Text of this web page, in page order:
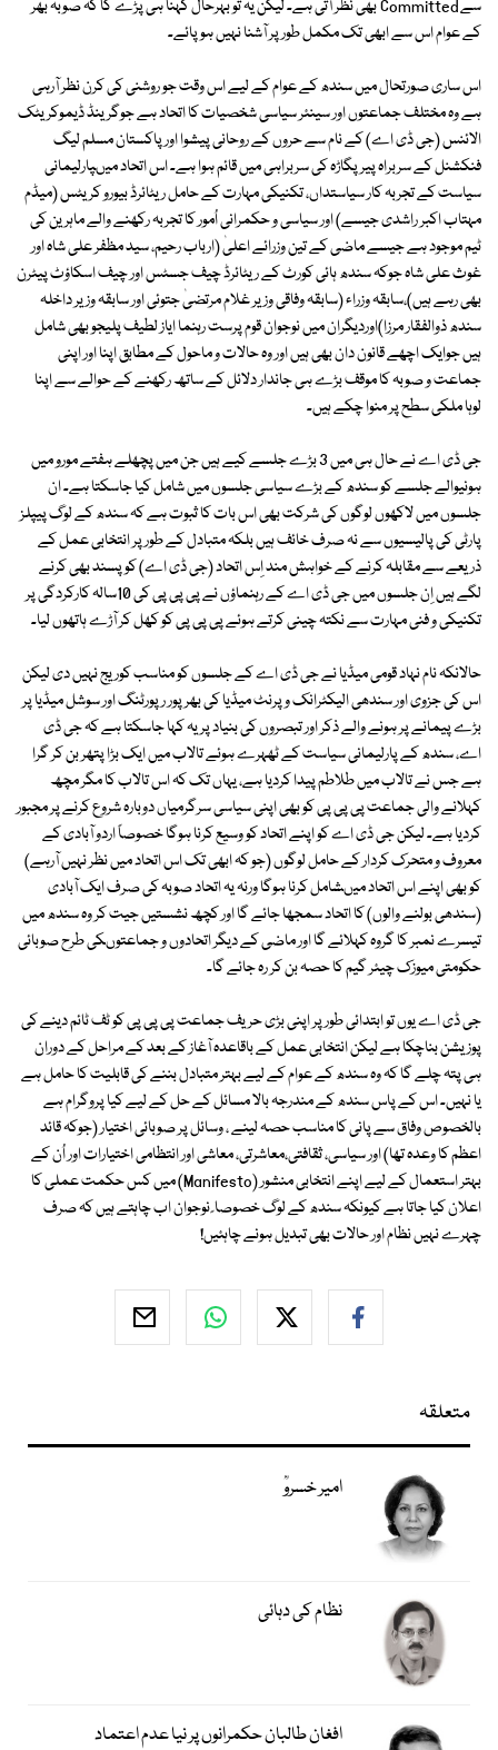
سے Committed بھی نظر آتی ہے۔ لیکن یہ تو بہرحال کہنا ہی پڑے گا کہ صوبہ بھر
کے عوام اس سے ابھی تک مکمل طور پر آشنا نہیں ہو پائے۔
اس ساری صورتحال میں سندھ کے عوام کے لیے اس وقت جو روشنی کی کرن نظر آرہی
ہے وہ مختلف جماعتوں اور سینئر سیاسی شخصیات کا اتحاد ہے جوگرینڈ ڈیموکریٹک
الائنس (جی ڈی اے) کے نام سے حروں کے روحانی پیشوا اور پاکستان مسلم لیگ
فنکشنل کے سربراہ پیر پگاڑہ کی سربراہی میں قائم ہوا ہے۔ اس اتحاد میںپارلیمانی
سیاست کے تجربہ کار سیاستداں، تکنیکی مہارت کے حامل ریٹائرڈ بیورو کریٹس (میڈم
مہتاب اکبر راشدی جیسے) اور سیاسی و حکمرانی اُمور کا تجربہ رکھنے والے ماہرین کی
ٹیم موجود ہے جیسے ماضی کے تین وزرائے اعلیٰ (ارباب رحیم، سید مظفر علی شاہ اور
غوث علی شاہ جوکہ سندھ ہائی کورٹ کے ریٹائرڈ چیف جسٹس اور چیف اسکاؤٹ پیٹرن
بھی رہے ہیں)،سابقہ وزراء (سابقہ وفاقی وزیر غلام مرتضیٰ جتوئی اور سابقہ وزیر داخلہ
سندھ ذوالفقار مرزا)اوردیگران میں نوجوان قوم پرست رہنما ایاز لطیف پلیجو بھی شامل
ہیں جوایک اچھے قانون دان بھی ہیں اور وہ حالات و ماحول کے مطابق اپنا اور اپنی
جماعت و صوبہ کا موقف بڑے ہی جاندار دلائل کے ساتھ رکھنے کے حوالے سے اپنا
لوہا ملکی سطح پر منوا چکے ہیں۔
جی ڈی اے نے حال ہی میں 3 بڑے جلسے کیے ہیں جن میں پچھلے ہفتے مورو میں
ہونیوالے جلسے کو سندھ کے بڑے سیاسی جلسوں میں شامل کیا جاسکتا ہے۔ ان
جلسوں میں لاکھوں لوگوں کی شرکت بھی اس بات کا ثبوت ہے کہ سندھ کے لوگ پیپلز
پارٹی کی پالیسیوں سے نہ صرف خائف ہیں بلکہ متبادل کے طور پر انتخابی عمل کے
ذریعے سے مقابلہ کرنے کے خواہش مند اِس اتحاد (جی ڈی اے) کو پسند بھی کرنے
لگے ہیں اِن جلسوں میں جی ڈی اے کے رہنماؤں نے پی پی پی کی 10سالہ کارکردگی پر
تکنیکی و فنی مہارت سے نکتہ چینی کرتے ہوئے پی پی پی کو کھل کر آڑے ہاتھوں لیا۔
حالانکہ نام نہاد قومی میڈیا نے جی ڈی اے کے جلسوں کو مناسب کوریج نہیں دی لیکن
اس کی جزوی اور سندھی الیکٹرانک و پرنٹ میڈیا کی بھرپور رپورٹنگ اور سوشل میڈیا پر
بڑے پیمانے پر ہونے والے ذکر اور تبصروں کی بنیاد پر یہ کہا جاسکتا ہے کہ جی ڈی
اے، سندھ کے پارلیمانی سیاست کے ٹھہرے ہوئے تالاب میں ایک بڑا پتھر بن کر گرا
ہے جس نے تالاب میں طلاطم پیدا کردیا ہے، یہاں تک کہ اس تالاب کا مگر مچھ
کہلانے والی جماعت پی پی پی کو بھی اپنی سیاسی سرگرمیاں دوبارہ شروع کرنے پر مجبور
کردیا ہے۔ لیکن جی ڈی اے کو اپنے اتحاد کو وسیع کرنا ہوگا خصوصاً اردو آبادی کے
معروف و متحرک کردار کے حامل لوگوں (جو کہ ابھی تک اس اتحاد میں نظر نہیں آرہے)
کو بھی اپنے اس اتحاد میںشامل کرنا ہوگا ورنہ یہ اتحاد صوبہ کی صرف ایک آبادی
(سندھی بولنے والوں) کا اتحاد سمجھا جائے گا اور کچھ نشستیں جیت کر وہ سندھ میں
تیسرے نمبر کا گروہ کہلائے گا اور ماضی کے دیگر اتحادوں و جماعتوںکی طرح صوبائی
حکومتی میوزک چیئر گیم کا حصہ بن کر رہ جائے گا۔
جی ڈی اے یوں تو ابتدائی طور پر اپنی بڑی حریف جماعت پی پی پی کو ٹف ٹائم دینے کی
پوزیشن بناچکا ہے لیکن انتخابی عمل کے باقاعدہ آغاز کے بعد کے مراحل کے دوران
ہی پتہ چلے گا کہ وہ سندھ کے عوام کے لیے بہتر متبادل بننے کی قابلیت کا حامل ہے
یا نہیں۔ اس کے پاس سندھ کے مندرجہ بالا مسائل کے حل کے لیے کیا پروگرام ہے
بالخصوص وفاق سے پانی کا مناسب حصہ لینے ، وسائل پر صوبائی اختیار (جوکہ قائد
اعظم کا وعدہ تھا) اور سیاسی، ثقافتی،معاشرتی، معاشی اور انتظامی اختیارات اور اُن کے
بہتر استعمال کے لیے اپنے انتخابی منشور (Manifesto) میں کس حکمت عملی کا
اعلان کیا جاتا ہے کیونکہ سندھ کے لوگ خصوصا ً نوجوان اب چاہتے ہیں کہ صرف
چہرے نہیں نظام اور حالات بھی تبدیل ہونے چاہئیں!
متعلقہ
امیر خسروؒ
نظام کی دہائی
افغان طالبان حکمرانوں پر نیا عدم اعتماد